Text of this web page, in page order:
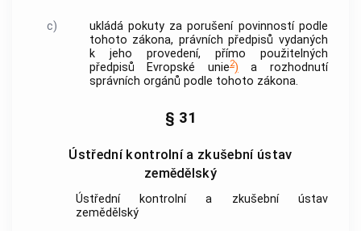
c)
ukládá pokuty za porušení povinností podle
tohoto zákona, právních předpisů vydaných
k jeho provedení, přímo použitelných
předpisů Evropské unie2) a rozhodnutí
správních orgánů podle tohoto zákona.
§ 31
Ústřední kontrolní a zkušební ústav
zemědělský
Ústřední kontrolní a zkušební ústav
zemědělský